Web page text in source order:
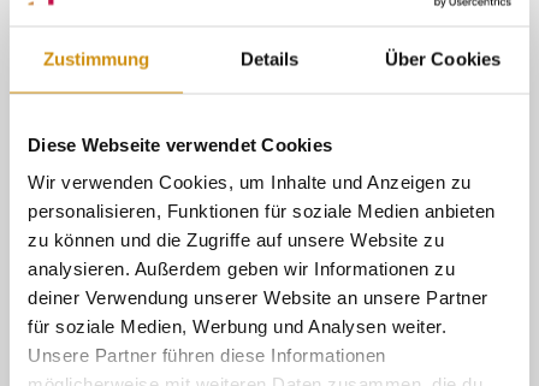
Zustimmung Details Über Cookies
Diese Webseite verwendet Cookies
Wir verwenden Cookies, um Inhalte und Anzeigen zu
personalisieren, Funktionen für soziale Medien anbieten
zu können und die Zugriffe auf unsere Website zu
analysieren. Außerdem geben wir Informationen zu
deiner Verwendung unserer Website an unsere Partner
für soziale Medien, Werbung und Analysen weiter.
Unsere Partner führen diese Informationen
Wiederholungsintervall